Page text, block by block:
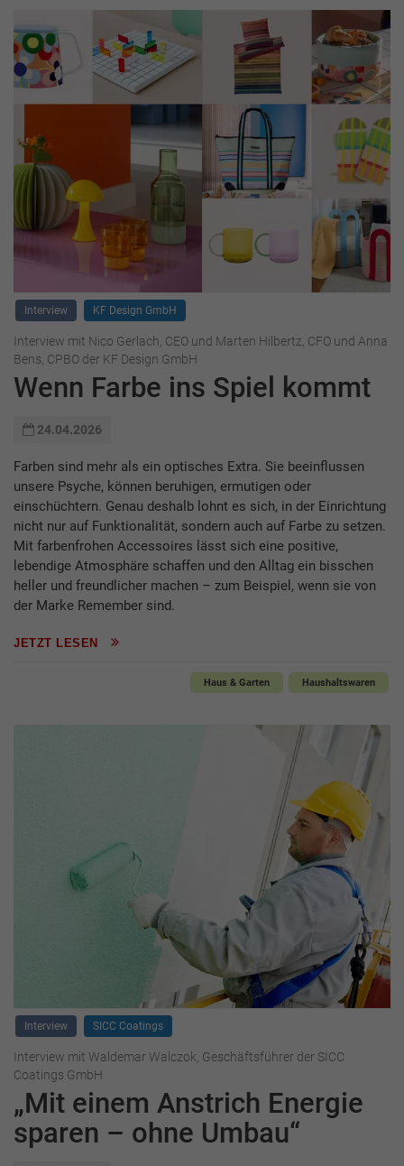
Interview KF Design GmbH
Interview mit Nico Gerlach, CEO und Marten Hilbertz, CFO und Anna
Bens, CPBO der KF Design GmbH
Wenn Farbe ins Spiel kommt
24.04.2026
Farben sind mehr als ein optisches Extra. Sie beeinflussen
unsere Psyche, können beruhigen, ermutigen oder
einschüchtern. Genau deshalb lohnt es sich, in der Einrichtung
nicht nur auf Funktionalität, sondern auch auf Farbe zu setzen.
Mit farbenfrohen Accessoires lässt sich eine positive,
lebendige Atmosphäre schaffen und den Alltag ein bisschen
heller und freundlicher machen – zum Beispiel, wenn sie von
der Marke Remember sind.
JETZT LESEN
Haus & Garten Haushaltswaren
Interview SICC Coatings
Interview mit Waldemar Walczok, Geschäftsführer der SICC
Coatings GmbH
„Mit einem Anstrich Energie
sparen – ohne Umbau“